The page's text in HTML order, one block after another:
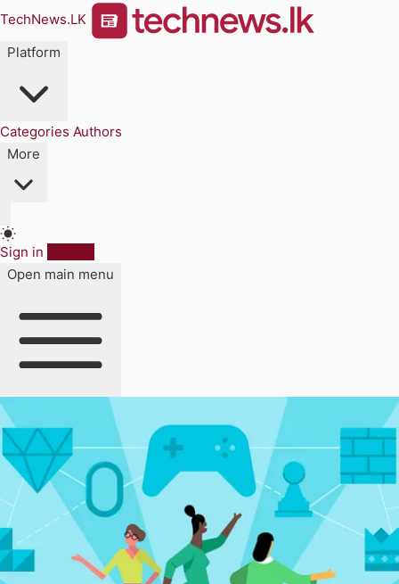
TechNews.LK
Platform
Categories Authors
More
Sign in
Open main menu